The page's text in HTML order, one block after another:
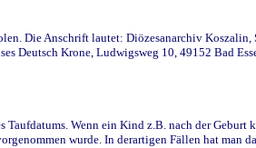
Die Anschrift lautet: Diözesanarchiv
Deutsch Krone, Ludwigsweg 10, 49152 Bad
Wenn ein Kind z.B. nach der
wurde. In derartigen Fällen hat man